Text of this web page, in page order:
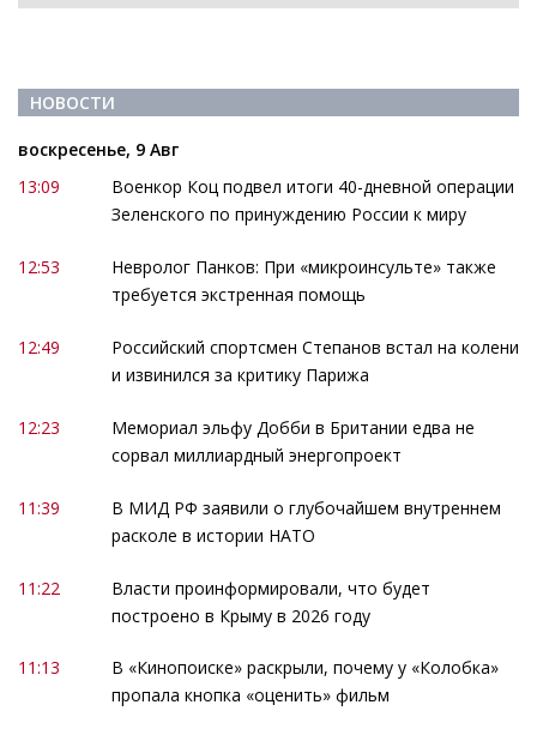
НОВОСТИ
воскресенье, 9 Авг
13:09
Военкор Коц подвел итоги 40-дневной операции
Зеленского по принуждению России к миру
12:53
Невролог Панков: При «микроинсульте» также
требуется экстренная помощь
12:49
Российский спортсмен Степанов встал на колени
и извинился за критику Парижа
12:23
Мемориал эльфу Добби в Британии едва не
сорвал миллиардный энергопроект
11:39
В МИД РФ заявили о глубочайшем внутреннем
расколе в истории НАТО
11:22
Власти проинформировали, что будет
построено в Крыму в 2026 году
11:13
В «Кинопоиске» раскрыли, почему у «Колобка»
пропала кнопка «оценить» фильм